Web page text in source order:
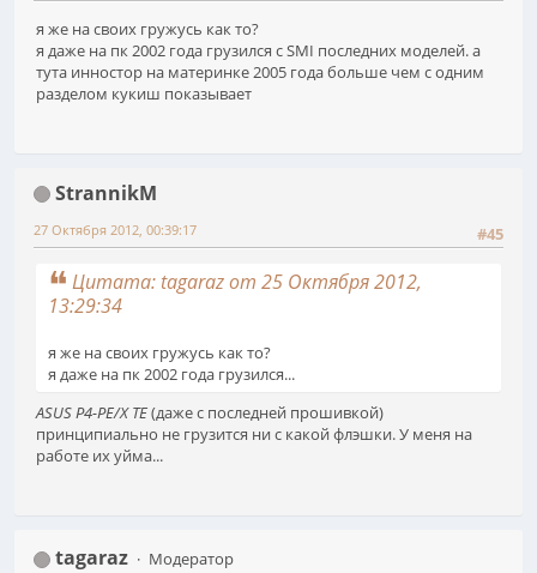
я же на своих гружусь как то?
я даже на пк 2002 года грузился с SMI последних моделей. а
тута инностор на материнке 2005 года больше чем с одним
разделом кукиш показывает
StrannikM
#45
27 Октября 2012, 00:39:17
Цитата: tagaraz от 25 Октября 2012,
13:29:34
я же на своих гружусь как то?
я даже на пк 2002 года грузился...
ASUS P4-PE/X TE(даже с последней прошивкой)
принципиально не грузится ни с какой флэшки. У меня на
работе их уйма...
tagaraz
Модератор